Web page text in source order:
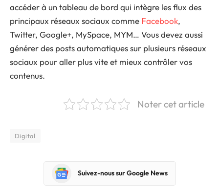
accéder à un tableau de bord qui intègre les flux des
principaux réseaux sociaux comme Facebook,
Twitter, Google+, MySpace, MYM… Vous devez aussi
générer des posts automatiques sur plusieurs réseaux
sociaux pour aller plus vite et mieux contrôler vos
contenus.
Noter cet article
Digital
Suivez-nous sur Google News